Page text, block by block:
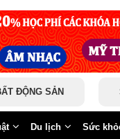
ĐỘNG SẢN
Du lịch Sức